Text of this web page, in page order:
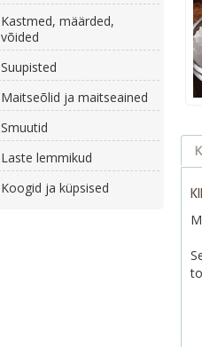
Kastmed, määrded,
võided
Suupisted
Maitseõlid ja maitseained
Smuutid
Laste lemmikud
Koogid ja küpsised